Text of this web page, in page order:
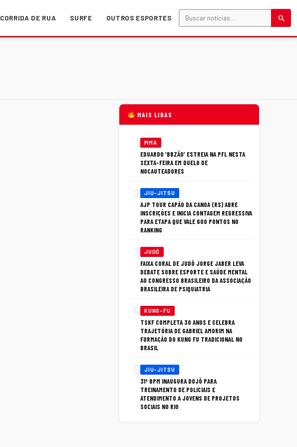
CORRIDA DE RUA SURFE OUTROS ESPORTES
MAIS LIDAS
MMA
EDUARDO ‘BBZÃO’ ESTREIA NA PFL NESTA
SEXTA-FEIRA EM DUELO DE
NOCAUTEADORES
JIU-JITSU
AJP TOUR CAPÃO DA CANOA (RS) ABRE
INSCRIÇÕES E INICIA CONTAGEM REGRESSIVA
PARA ETAPA QUE VALE 600 PONTOS NO
RANKING
JUDÔ
FAIXA CORAL DE JUDÔ JORGE JABER LEVA
DEBATE SOBRE ESPORTE E SAÚDE MENTAL
AO CONGRESSO BRASILEIRO DA ASSOCIAÇÃO
BRASILEIRA DE PSIQUIATRIA
KUNG-FU
TSKF COMPLETA 30 ANOS E CELEBRA
TRAJETÓRIA DE GABRIEL AMORIM NA
FORMAÇÃO DO KUNG FU TRADICIONAL NO
BRASIL
JIU-JITSU
31º BPM INAUGURA DOJÔ PARA
TREINAMENTO DE POLICIAIS E
ATENDIMENTO A JOVENS DE PROJETOS
SOCIAIS NO RIO